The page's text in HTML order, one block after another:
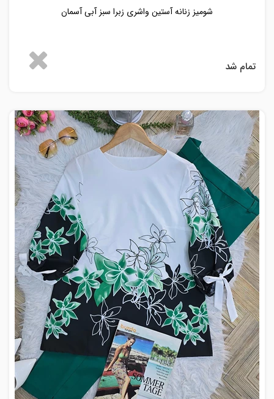
شومیز زنانه آستین واشری زبرا سبز آبی آسمان
تمام شد